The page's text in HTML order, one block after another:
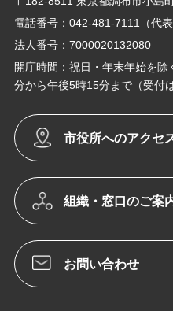
電話番号：042-481-7111（代表
法人番号：7000020132080
開庁時間：祝日・年末年始を
分から午後5時15分まで（受付
市役所へのアクセ
組織・窓口のご案
お問い合わせ